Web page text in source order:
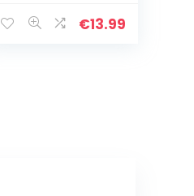
rs met lopende
€13.99